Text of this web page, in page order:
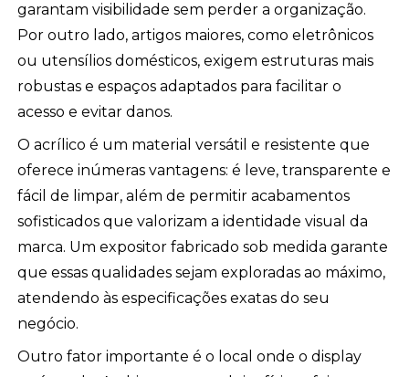
garantam visibilidade sem perder a organização.
Por outro lado, artigos maiores, como eletrônicos
ou utensílios domésticos, exigem estruturas mais
robustas e espaços adaptados para facilitar o
acesso e evitar danos.
O acrílico é um material versátil e resistente que
oferece inúmeras vantagens: é leve, transparente e
fácil de limpar, além de permitir acabamentos
sofisticados que valorizam a identidade visual da
marca. Um expositor fabricado sob medida garante
que essas qualidades sejam exploradas ao máximo,
atendendo às especificações exatas do seu
negócio.
Outro fator importante é o local onde o display